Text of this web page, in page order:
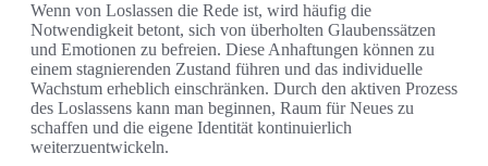
Wenn von Loslassen die Rede ist, wird häufig die
Notwendigkeit betont, sich von überholten Glaubenssätzen
und Emotionen zu befreien. Diese Anhaftungen können zu
einem stagnierenden Zustand führen und das individuelle
Wachstum erheblich einschränken. Durch den aktiven Prozess
des Loslassens kann man beginnen, Raum für Neues zu
schaffen und die eigene Identität kontinuierlich
weiterzuentwickeln.